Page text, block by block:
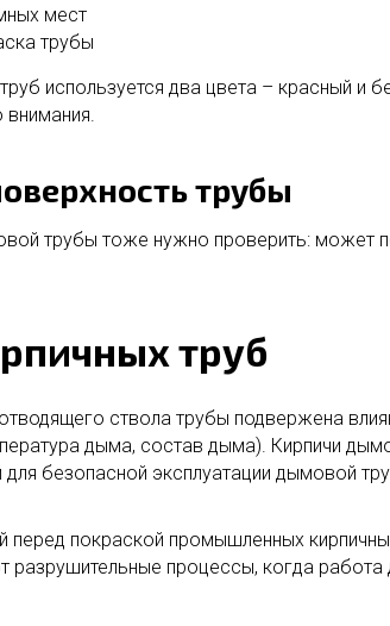
мест
трубы
используется два цвета – красный и
трубы
трубы тоже нужно проверить: может
труб
ствола трубы подвержена
дыма, состав дыма). Кирпичи
для безопасной эксплуатации дымовой
перед покраской промышленных
разрушительные процессы, когда